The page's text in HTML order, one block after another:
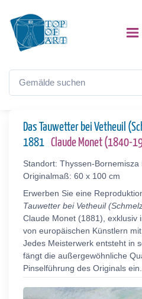
Das Tauwetter bei Vetheuil
1881 Claude Monet (1840-
Standort: Thyssen-
Originalmaß: 60 x 100 cm
Erwerben Sie eine
Tauwetter bei Vetheuil
Claude Monet (1881), exklusiv
von europäischen Künstlern
Jedes Meisterwerk entsteht in
fängt die außergewöhnliche
Pinselführung des Originals ein.